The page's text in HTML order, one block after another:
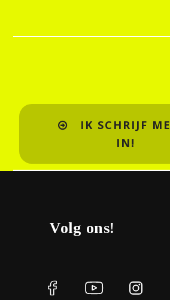
IK SCHRIJF ME
IN!
Volg ons!